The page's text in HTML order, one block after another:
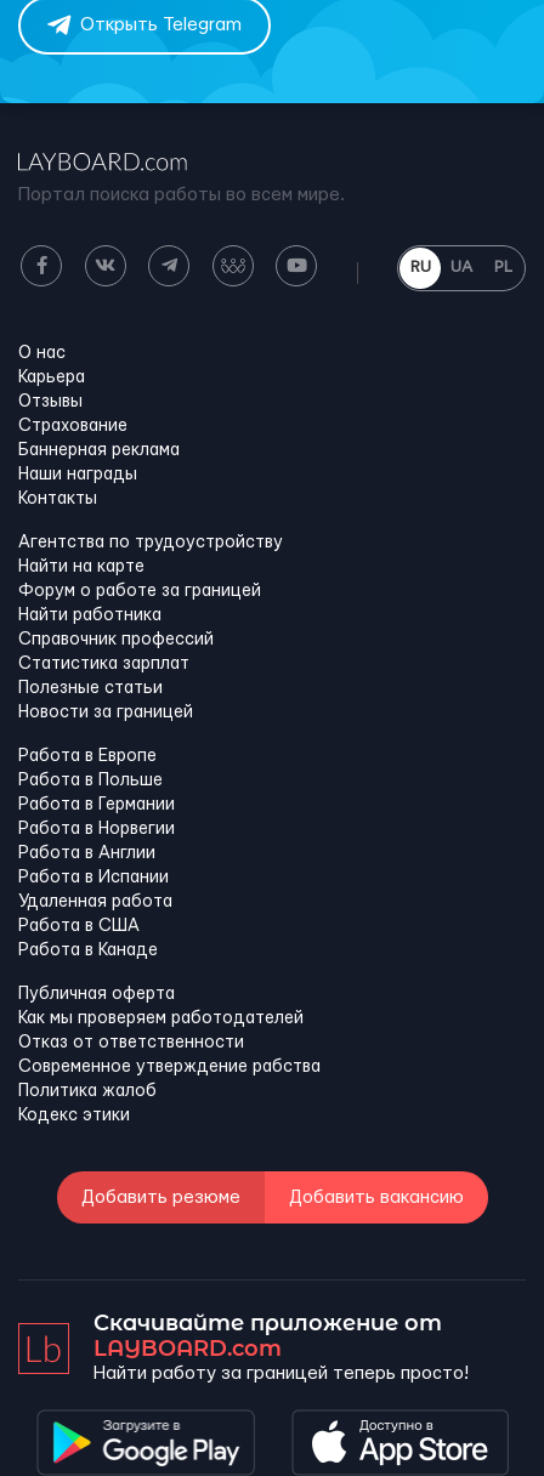
Открыть Telegram
Портал поиска работы во всем мире.
RU UA PL
О нас
Карьера
Отзывы
Страхование
Баннерная реклама
Наши награды
Контакты
Агентства по трудоустройству
Найти на карте
Форум о работе за границей
Найти работника
Справочник профессий
Статистика зарплат
Полезные статьи
Новости за границей
Работа в Европе
Работа в Польше
Работа в Германии
Работа в Норвегии
Работа в Англии
Работа в Испании
Удаленная работа
Работа в США
Работа в Канадe
Публичная оферта
Как мы проверяем работодателей
Отказ от ответственности
Современное утверждение рабства
Политика жалоб
Кодекс этики
Добавить резюме Добавить вакансию
Скачивайте приложение от
LAYBOARD.com
Найти работу за границей теперь просто!